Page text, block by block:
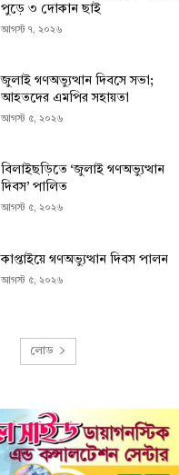
পুড়ে ৩ দোকান ছাই
আগস্ট ৭, ২০২৬
জুলাই গণঅভ্যুত্থান দিবসে সভা;
আহতদের এমপির সহায়তা
আগস্ট ৫, ২০২৬
বিলাইছড়িতে ‘জুলাই গণঅভ্যুত্থান
দিবস’ পালিত
আগস্ট ৫, ২০২৬
কাপ্তাইয়ে গণঅভ্যুত্থান দিবস পালন
আগস্ট ৫, ২০২৬
লোড